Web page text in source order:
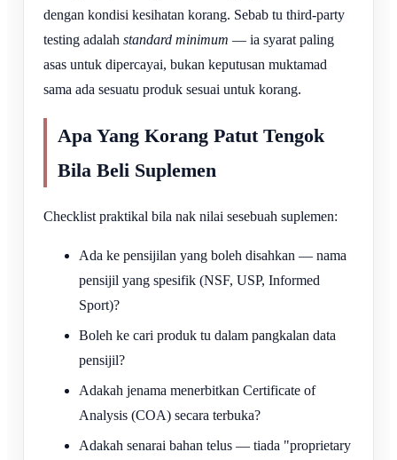
dengan kondisi kesihatan korang. Sebab tu third-party
testing adalah standard minimum — ia syarat paling
asas untuk dipercayai, bukan keputusan muktamad
sama ada sesuatu produk sesuai untuk korang.
Apa Yang Korang Patut Tengok
Bila Beli Suplemen
Checklist praktikal bila nak nilai sesebuah suplemen:
Ada ke pensijilan yang boleh disahkan — nama
pensijil yang spesifik (NSF, USP, Informed
Sport)?
Boleh ke cari produk tu dalam pangkalan data
pensijil?
Adakah jenama menerbitkan Certificate of
Analysis (COA) secara terbuka?
Adakah senarai bahan telus — tiada "proprietary